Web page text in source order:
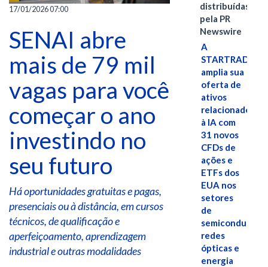
17/01/2026 07:00
SENAI abre
mais de 79 mil
vagas para você
começar o ano
investindo no
seu futuro
Há oportunidades gratuitas e pagas,
presenciais ou à distância, em cursos
técnicos, de qualificação e
aperfeiçoamento, aprendizagem
industrial e outras modalidades
distribuídas
pela PR
Newswire
A
STARTRADER
amplia sua
oferta de
ativos
relacionados
à IA com
31 novos
CFDs de
ações e
ETFs dos
EUA nos
setores
de
redes
ópticas e
energia